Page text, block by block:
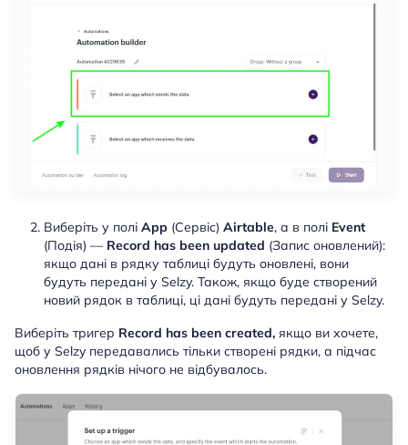
Виберіть у полі App (Сервіс) Airtable, а в полі Event
(Подія) — Record has been updated (Запис оновлений):
якщо дані в рядку таблиці будуть оновлені, вони
будуть передані у Selzy. Також, якщо буде створений
новий рядок в таблиці, ці дані будуть передані у Selzy.
Виберіть тригер Record has been created, якщо ви хочете,
щоб у Selzy передавались тільки створені рядки, а підчас
оновлення рядків нічого не відбувалось.